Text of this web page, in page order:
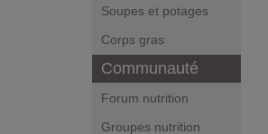
Soupes et potages
Corps gras
Communauté
Forum nutrition
Groupes nutrition